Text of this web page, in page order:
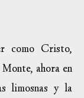
como Cristo,
ahora en
limosnas y la